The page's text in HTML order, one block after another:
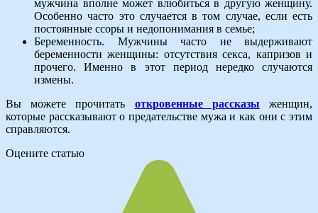
мужчина вполне может влюбиться в другую женщину.
Особенно часто это случается в том случае, если есть
постоянные ссоры и недопонимания в семье;
Беременность. Мужчины часто не выдерживают
беременности женщины: отсутствия секса, капризов и
прочего. Именно в этот период нередко случаются
измены.
Вы можете прочитать откровенные рассказы женщин,
которые рассказывают о предательстве мужа и как они с этим
справляются.
Оцените статью